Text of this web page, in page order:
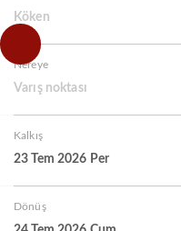
Köken
Nereye
Varış noktası
Kalkış
23 Tem 2026 Per
Dönüş